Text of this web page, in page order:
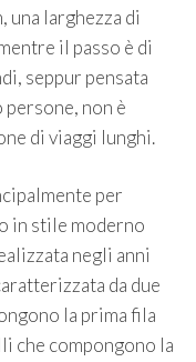
una larghezza di
il passo è di
seppur pensata
non è
di viaggi lunghi.
per
in stile moderno
negli anni
da due
la prima fila
che compongono la